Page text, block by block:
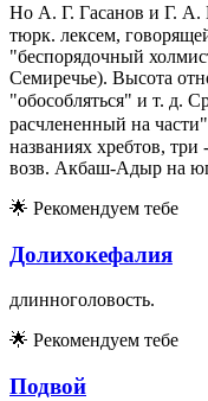
Но А. Г. Гасанов и Г. А.
тюрк. лексем,
"беспорядочный
Семиречье). Высота
"обособляться" и т. д.
расчлененный на
названиях хребтов,
возв. Акбаш-Адыр на
🌟 Рекомендуем тебе
Долихокефалия
длинноголовость.
🌟 Рекомендуем тебе
Подвой